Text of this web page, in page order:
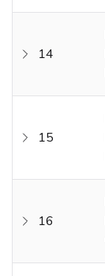
14
15
16